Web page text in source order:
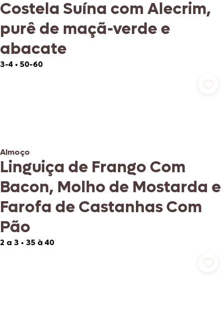
Costela Suína com Alecrim,
purê de maçã-verde e
abacate
3-4 • 50-60
Almoço
Linguiça de Frango Com
Bacon, Molho de Mostarda e
Farofa de Castanhas Com
Pão
2 a 3 • 35 à 40